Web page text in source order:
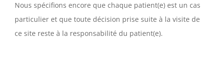
Nous spécifions encore que chaque patient(e) est un cas
particulier et que toute décision prise suite à la visite de
ce site reste à la responsabilité du patient(e).